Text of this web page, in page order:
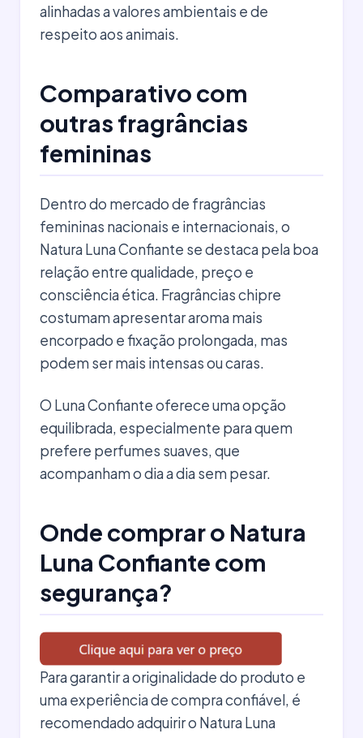
alinhadas a valores ambientais e de
respeito aos animais.
Comparativo com
outras fragrâncias
femininas
Dentro do mercado de fragrâncias
femininas nacionais e internacionais, o
Natura Luna Confiante se destaca pela boa
relação entre qualidade, preço e
consciência ética. Fragrâncias chipre
costumam apresentar aroma mais
encorpado e fixação prolongada, mas
podem ser mais intensas ou caras.
O Luna Confiante oferece uma opção
equilibrada, especialmente para quem
prefere perfumes suaves, que
acompanham o dia a dia sem pesar.
Onde comprar o Natura
Luna Confiante com
segurança?
Para garantir a originalidade do produto e
uma experiência de compra confiável, é
recomendado adquirir o Natura Luna